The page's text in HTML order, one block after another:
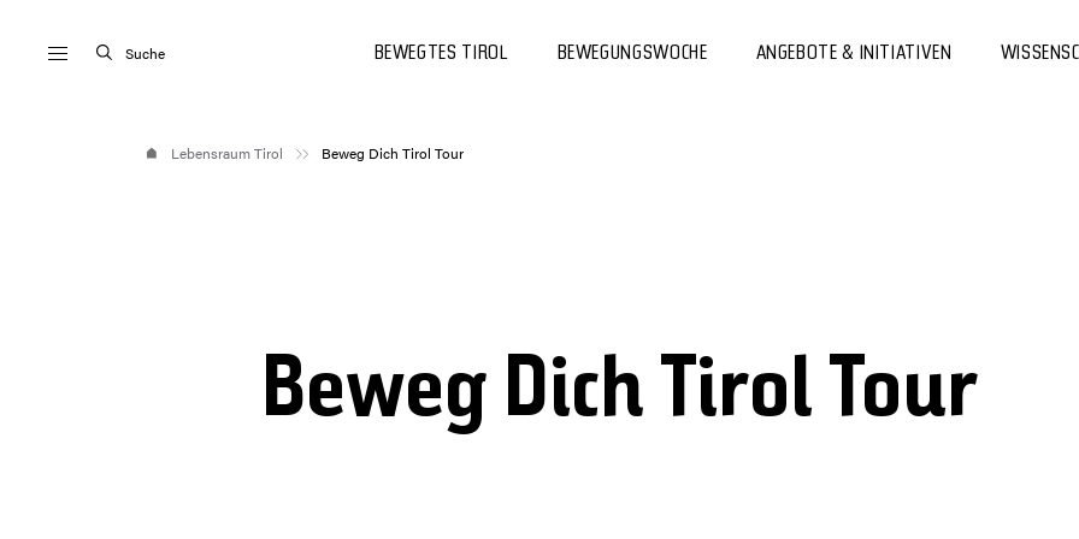
Suche BEWEGTES TIROL BEWEGUNGSWOCHE ANGEBOTE & INITIATIVEN
Lebensraum Tirol Beweg Dich Tirol Tour
Beweg Dich Tirol Tour